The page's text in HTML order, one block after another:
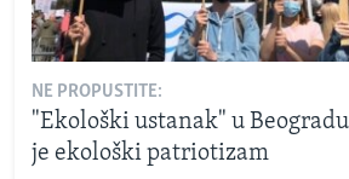
NE PROPUSTITE:
"Ekološki ustanak" u
je ekološki patriotizam